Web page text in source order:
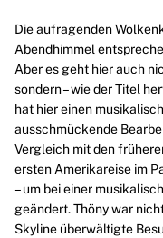
Die aufragenden
Abendhimmel
Aber es geht hier auch
sondern – wie der Titel
hat hier einen
ausschmückende
Vergleich mit den
ersten Amerikareise im
– um bei einer
geändert. Thöny war
Skyline überwältigte